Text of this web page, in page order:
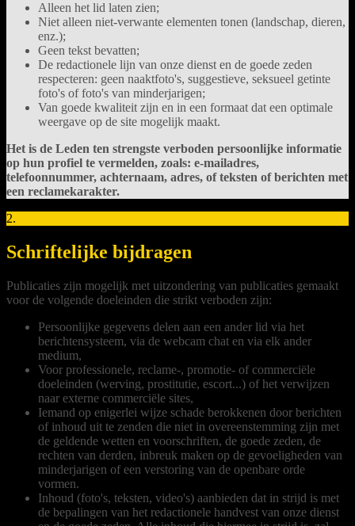
Alleen het lid laten zien;
Niet alleen niet-verwante elementen tonen (landschap, dieren,
enz.);
Geen tekst bevatten;
De redactionele lijn van onze dienst en de goede zeden
respecteren: geen naaktfoto's, suggestieve, seksueel getinte
foto's of foto's van minderjarigen;
Van goede kwaliteit zijn en in een formaat dat een optimale
weergave op de site mogelijk maakt.
Het is de Leden ten strengste verboden persoonlijke informatie
op hun profiel te vermelden, zoals: e-mailadres,
telefoonnummer, achternaam, adres, of teksten of berichten met
een reclamekarakter.
2.
Schriftelijke bijdragen
Publicaties zijn mogelijk met uitzondering van publicaties gemaakt
voor de volgende doeleinden die strikt verboden zijn:
Persoonlijke gegevens delen aan een ander lid via het
berichtensysteem, via de webcam chat en via elk ander
medium,
Voor professionele, reclame-, promotie- of commerciële
doeleinden (werving, prostitutie, escort...) of het verwijzen
naar externe commerciële sites,
Iemand op enigerlei wijze schade berokkenen door berichten
of inhoud uit te zenden die niet in overeenstemming zijn met
de geldende wetten en voorschriften, de goede zeden, de
rechten van derden, inbreuk maken op de gevoeligheden van
minderjarigen of een verstoring van de openbare orde
vormen.
Inhoud (foto's, teksten, video's) aanbieden dat in strijd is met
de bepalingen van het redactionele handvest van onze dienst